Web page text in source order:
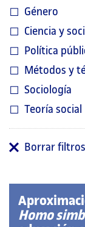
Género
Ciencia y
Política
Métodos y
Sociología
Teoría social
Borrar filtros
Homo